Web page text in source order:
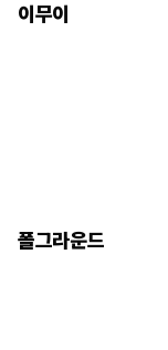
이무이
폴그라운드